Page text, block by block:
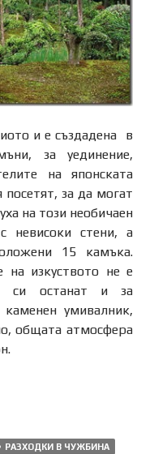
и е създадена в
за уединение,
на японската
за да могат
на този необичаен
невисоки стени, а
15 камъка.
на изкуството не е
си останат и за
умивалник,
общата атмосфера
РАЗХОДКИ В ЧУЖБИНА